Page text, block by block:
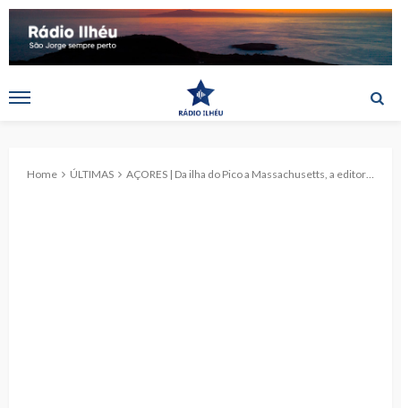
Home ÚLTIMAS AÇORES | Da ilha do Pico a Massachusetts, a editora Néveda Ent chega a novos públicos